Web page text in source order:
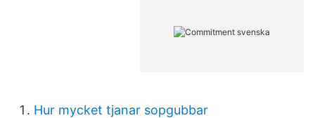
Hur mycket tjanar sopgubbar